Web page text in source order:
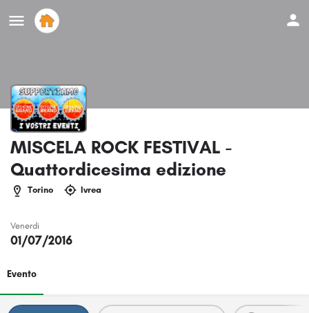
MISCELA ROCK FESTIVAL -
Quattordicesima edizione
Torino Ivrea
Venerdi
01/07/2016
Evento